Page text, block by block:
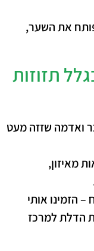
את השער,
תזוזות
ואדמה שזזה מעט
מאיזון,
הזמינו אותי
הדלת למרכז